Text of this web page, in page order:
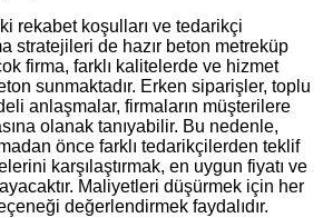
rekabet koşulları ve tedarikçi
stratejileri de hazır beton metreküp
firma, farklı kalitelerde ve hizmet
sunmaktadır. Erken siparişler, toplu
anlaşmalar, firmaların müşterilere
olanak tanıyabilir. Bu nedenle,
önce farklı tedarikçilerden teklif
karşılaştırmak, en uygun fiyatı ve
Maliyetleri düşürmek için her
değerlendirmek faydalıdır.